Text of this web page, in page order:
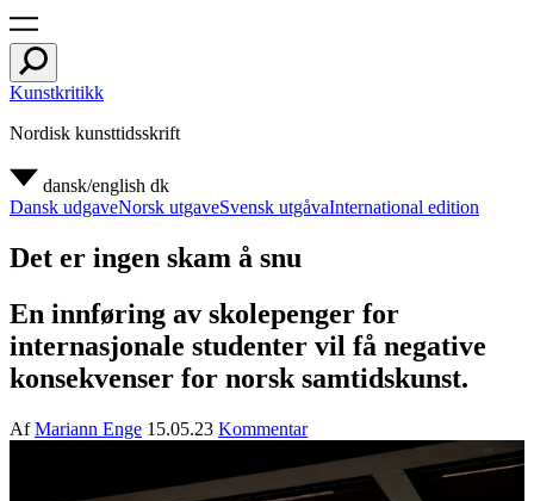
Kunstkritikk
Nordisk kunsttidsskrift
dansk/english dk
Dansk udgaveNorsk utgaveSvensk utgåvaInternational edition
Det er ingen skam å snu
En innføring av skolepenger for
internasjonale studenter vil få negative
konsekvenser for norsk samtidskunst.
AfMariann Enge 15.05.23 Kommentar